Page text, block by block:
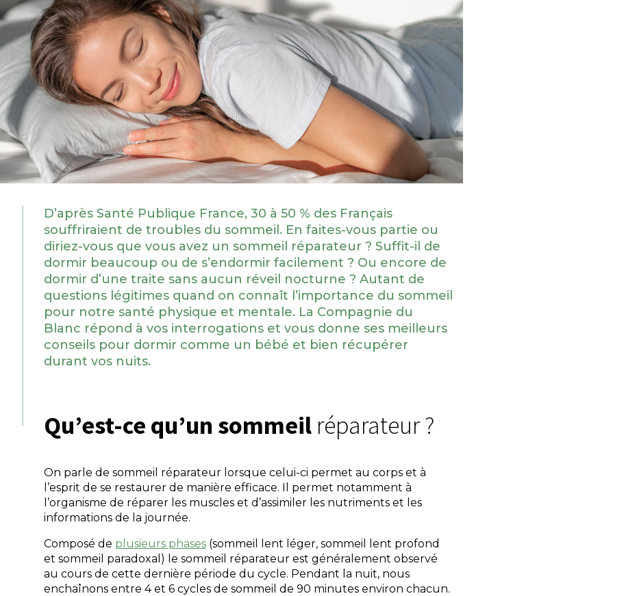
D’après Santé Publique France, 30 à 50 % des Français
souffriraient de troubles du sommeil. En faites-vous partie ou
diriez-vous que vous avez un sommeil réparateur ? Suffit-il de
dormir beaucoup ou de s’endormir facilement ? Ou encore de
dormir d’une traite sans aucun réveil nocturne ? Autant de
questions légitimes quand on connaît l’importance du sommeil
pour notre santé physique et mentale. La Compagnie du
Blanc répond à vos interrogations et vous donne ses meilleurs
conseils pour dormir comme un bébé et bien récupérer
durant vos nuits.
Qu’est-ce qu’un sommeil réparateur ?
On parle de sommeil réparateur lorsque celui-ci permet au corps et à
l’esprit de se restaurer de manière efficace. Il permet notamment à
l’organisme de réparer les muscles et d’assimiler les nutriments et les
informations de la journée.
Composé de plusieurs phases (sommeil lent léger, sommeil lent profond
et sommeil paradoxal) le sommeil réparateur est généralement observé
au cours de cette dernière période du cycle. Pendant la nuit, nous
enchaînons entre 4 et 6 cycles de sommeil de 90 minutes environ chacun.